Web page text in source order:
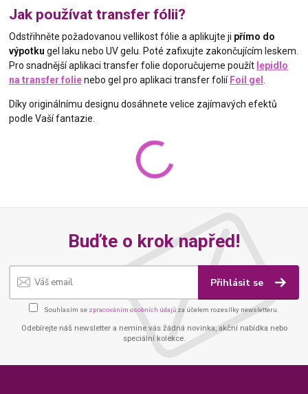
Jak používat transfer fólii?
Odstřihněte požadovanou vellikost fólie a aplikujte ji přímo do
výpotku gel laku nebo UV gelu. Poté zafixujte zakončujícím leskem.
Pro snadnější aplikaci transfer folie doporučujeme použít lepidlo
na transfer folienebo gel pro aplikaci transfer folií Foil gel
Díky originálnímu designu dosáhnete velice zajímavých efektů
podle Vaší fantazie.
Buďte o krok napřed!
Přihlásit se
Souhlasím se zpracováním osobních údajů za účelem rozesílky newsletteru.
Odebírejte náš newsletter a nemine vás žádná novinka, akční nabídka nebo
speciální kolekce.